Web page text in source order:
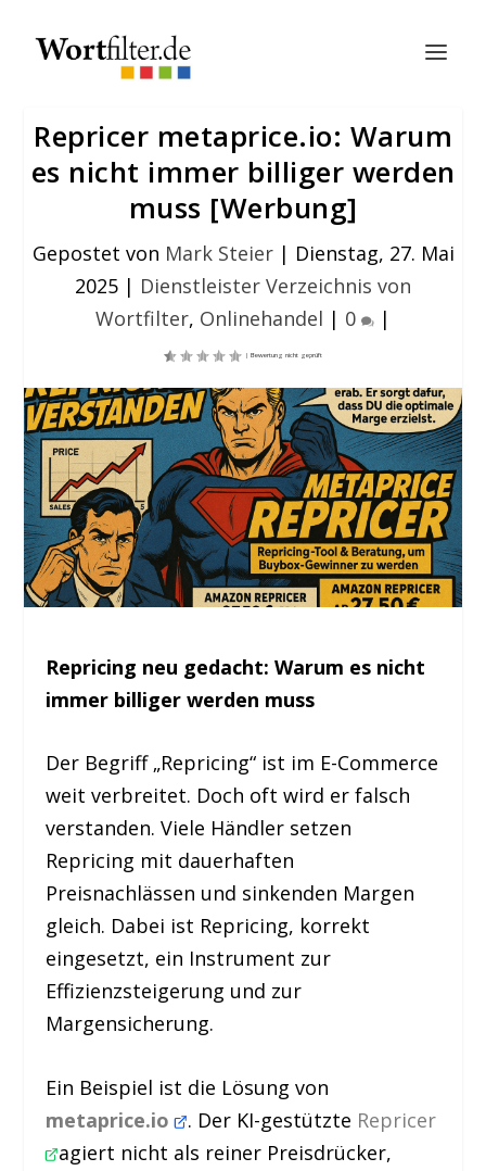
Repricer metaprice.io: Warum
es nicht immer billiger werden
muss [Werbung]
Gepostet von Mark Steier| Dienstag, 27. Mai
2025 | Dienstleister Verzeichnis von
Wortfilter, Onlinehandel | 0 |
Repricing neu gedacht: Warum es nicht
immer billiger werden muss
Der Begriff „Repricing“ ist im E-Commerce
weit verbreitet. Doch oft wird er falsch
verstanden. Viele Händler setzen
Repricing mit dauerhaften
Preisnachlässen und sinkenden Margen
gleich. Dabei ist Repricing, korrekt
eingesetzt, ein Instrument zur
Effizienzsteigerung und zur
Margensicherung.
Ein Beispiel ist die Lösung von
metaprice.io . Der KI-gestützte Repricer
agiert nicht als reiner Preisdrücker,